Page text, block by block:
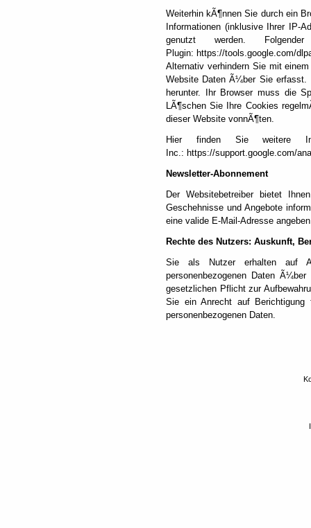
Weiterhin kÃ¶nnen Sie durch ein
Informationen (inklusive Ihrer IP-
genutzt werden.
Plugin: https://tools.google.com/
Alternativ verhindern Sie mit
Website Daten Ã¼ber Sie erfasst.
herunter. Ihr Browser muss die
LÃ¶schen Sie Ihre Cookies
dieser Website vonnÃ¶ten.
Hier finden Sie weitere
Inc.: https://support.google.com/
Newsletter-Abonnement
Der Websitebetreiber bietet
Geschehnisse und Angebote
eine valide E-Mail-Adresse
Rechte des Nutzers: Auskunft,
Sie als Nutzer erhalten auf
personenbezogenen Daten
gesetzlichen Pflicht zur
Sie ein Anrecht auf Berichtigung
personenbezogenen Daten.